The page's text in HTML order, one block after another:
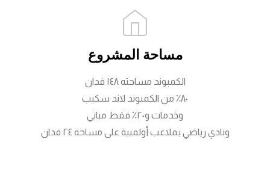
مساحة المشروع
الكمبوند مساحته ١٤٨ فدان
٨٠٪ من الكمبوند لاند سكيب
وخدمات و٢٠٪ فقط مباني
ونادي رياضي بملاعب أولمبية على مساحة ٢٤ فدان